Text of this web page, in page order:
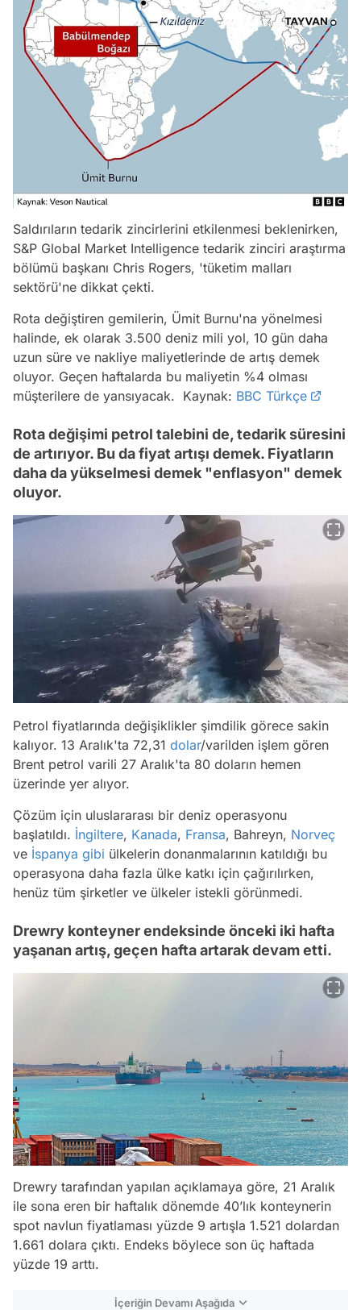
Saldırıların tedarik zincirlerini etkilenmesi beklenirken,
S&P Global Market Intelligence tedarik zinciri araştırma
bölümü başkanı Chris Rogers, 'tüketim malları
sektörü'ne dikkat çekti.
Rota değiştiren gemilerin, Ümit Burnu'na yönelmesi
halinde, ek olarak 3.500 deniz mili yol, 10 gün daha
uzun süre ve nakliye maliyetlerinde de artış demek
oluyor. Geçen haftalarda bu maliyetin %4 olması
müşterilere de yansıyacak. Kaynak: BBC Türkçe
Rota değişimi petrol talebini de, tedarik süresini
de artırıyor. Bu da fiyat artışı demek. Fiyatların
daha da yükselmesi demek "enflasyon" demek
oluyor.
Petrol fiyatlarında değişiklikler şimdilik görece sakin
kalıyor. 13 Aralık'ta 72,31 dolar/varilden işlem gören
Brent petrol varili 27 Aralık'ta 80 doların hemen
üzerinde yer alıyor.
Çözüm için uluslararası bir deniz operasyonu
başlatıldı. İngiltere, Kanada, Fransa, Bahreyn, Norveç
ve İspanya gibi ülkelerin donanmalarının katıldığı bu
operasyona daha fazla ülke katkı için çağırılırken,
henüz tüm şirketler ve ülkeler istekli görünmedi.
Drewry konteyner endeksinde önceki iki hafta
yaşanan artış, geçen hafta artarak devam etti.
Drewry tarafından yapılan açıklamaya göre, 21 Aralık
ile sona eren bir haftalık dönemde 40’lık konteynerin
spot navlun fiyatlaması yüzde 9 artışla 1.521 dolardan
1.661 dolara çıktı. Endeks böylece son üç haftada
yüzde 19 arttı.
İçeriğin Devamı Aşağıda